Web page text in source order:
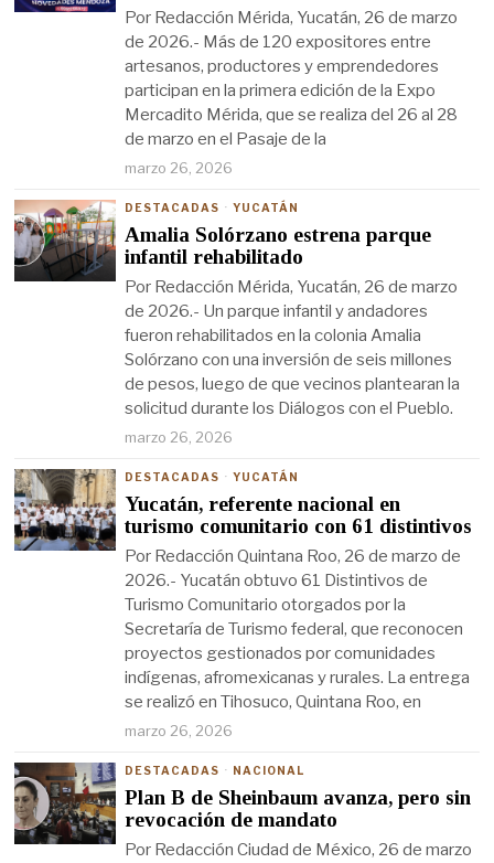
Por Redacción Mérida, Yucatán, 26 de marzo
de 2026.- Más de 120 expositores entre
artesanos, productores y emprendedores
participan en la primera edición de la Expo
Mercadito Mérida, que se realiza del 26 al 28
de marzo en el Pasaje de la
marzo 26, 2026
DESTACADAS · YUCATÁN
Amalia Solórzano estrena parque
infantil rehabilitado
Por Redacción Mérida, Yucatán, 26 de marzo
de 2026.- Un parque infantil y andadores
fueron rehabilitados en la colonia Amalia
Solórzano con una inversión de seis millones
de pesos, luego de que vecinos plantearan la
solicitud durante los Diálogos con el Pueblo.
marzo 26, 2026
DESTACADAS · YUCATÁN
Yucatán, referente nacional en
turismo comunitario con 61 distintivos
Por Redacción Quintana Roo, 26 de marzo de
2026.- Yucatán obtuvo 61 Distintivos de
Turismo Comunitario otorgados por la
Secretaría de Turismo federal, que reconocen
proyectos gestionados por comunidades
indígenas, afromexicanas y rurales. La entrega
se realizó en Tihosuco, Quintana Roo, en
marzo 26, 2026
DESTACADAS · NACIONAL
Plan B de Sheinbaum avanza, pero sin
revocación de mandato
Por Redacción Ciudad de México, 26 de marzo